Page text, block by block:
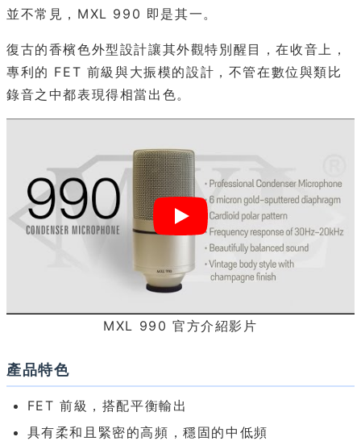
並不常見，MXL 990 即是其一。
復古的香檳色外型設計讓其外觀特別醒目，在收音上，
專利的 FET 前級與大振模的設計，不管在數位與類比
錄音之中都表現得相當出色。
MXL 990 官方介紹影片
產品特色
FET 前級，搭配平衡輸出
具有柔和且緊密的高頻，穩固的中低頻